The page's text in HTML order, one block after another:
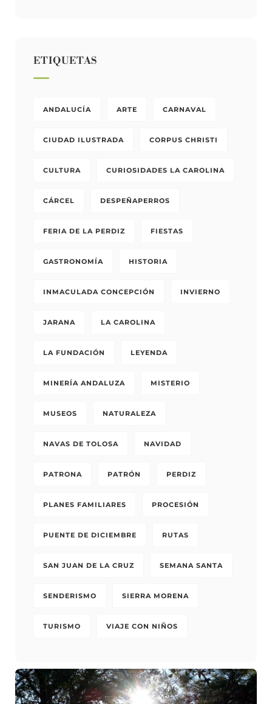
ETIQUETAS
ANDALUCÍA ARTE CARNAVAL
CIUDAD ILUSTRADA CORPUS CHRISTI
CULTURA CURIOSIDADES LA CAROLINA
CÁRCEL DESPEÑAPERROS
FERIA DE LA PERDIZ FIESTAS
GASTRONOMÍA HISTORIA
INMACULADA CONCEPCIÓN INVIERNO
JARANA LA CAROLINA
LA FUNDACIÓN LEYENDA
MINERÍA ANDALUZA MISTERIO
MUSEOS NATURALEZA
NAVAS DE TOLOSA NAVIDAD
PATRONA PATRÓN PERDIZ
PLANES FAMILIARES PROCESIÓN
PUENTE DE DICIEMBRE RUTAS
SAN JUAN DE LA CRUZ SEMANA SANTA
SENDERISMO SIERRA MORENA
TURISMO VIAJE CON NIÑOS